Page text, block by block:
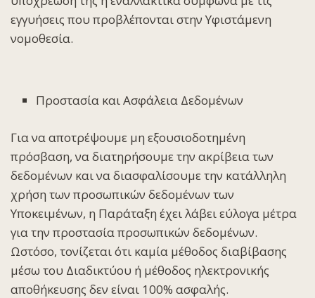
εγγυήσεις που προβλέπονται στην Υφιστάμενη
νομοθεσία.
Προστασία και Ασφάλεια Δεδομένων
Για να αποτρέψουμε μη εξουσιοδοτημένη
πρόσβαση, να διατηρήσουμε την ακρίβεια των
δεδομένων και να διασφαλίσουμε την κατάλληλη
χρήση των προσωπικών δεδομένων των
Υποκειμένων, η Παράταξη έχει λάβει εύλογα μέτρα
για την προστασία προσωπικών δεδομένων.
Ωστόσο, τονίζεται ότι καμία μέθοδος διαβίβασης
μέσω του Διαδικτύου ή μέθοδος ηλεκτρονικής
αποθήκευσης δεν είναι 100% ασφαλής.